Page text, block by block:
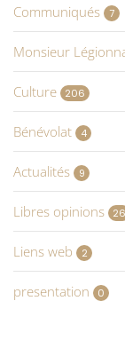
Communiqués 7
Monsieur
Culture 206
Bénévolat 4
Actualités 9
Libres opinions 26
Liens web 2
presentation 0